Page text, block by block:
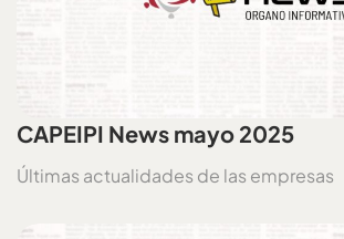
CAPEIPI News mayo 2025
Últimas actualidades de las empresas